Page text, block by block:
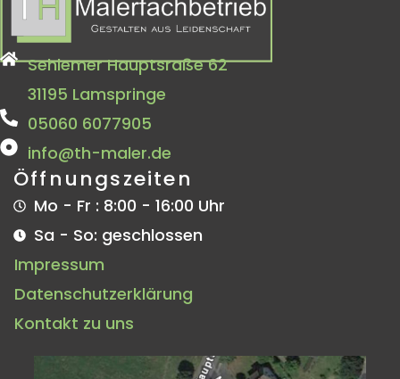
Sehlemer Hauptsraße 62
31195 Lamspringe
05060 6077905
info@th-maler.de
Öffnungszeiten
Mo - Fr : 8:00 - 16:00 Uhr
Sa - So: geschlossen
Impressum
Datenschutzerklärung
Kontakt zu uns